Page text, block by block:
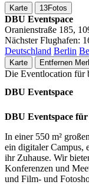
Karte 13Fotos
DBU Eventspace
Oranienstraße 185,
Nächster Flughafen:
Deutschland Berlin
Karte Entfernen
Die Eventlocation für
DBU Eventspace
DBU Eventspace
In einer 550 m² großen
ein digitaler Campus,
ihr Zuhause. Wir
Konferenzen und
und Film- und